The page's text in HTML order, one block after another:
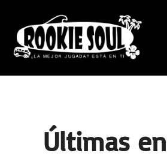
contenido
Últimas